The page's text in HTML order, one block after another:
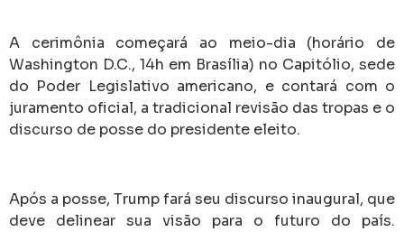
A cerimônia começará ao meio-dia (horário de
Washington D.C., 14h em Brasília) no Capitólio, sede
do Poder Legislativo americano, e contará com o
juramento oficial, a tradicional revisão das tropas e o
discurso de posse do presidente eleito.
Após a posse, Trump fará seu discurso inaugural, que
deve delinear sua visão para o futuro do país.